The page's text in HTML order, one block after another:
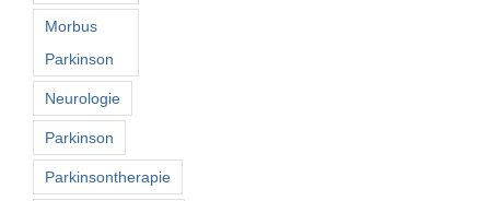
Morbus
Parkinson
Neurologie
Parkinson
Parkinsontherapie